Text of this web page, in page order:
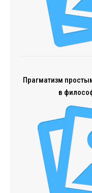
Прагматизм
в